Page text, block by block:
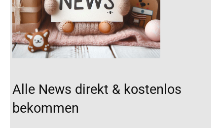
Alle News direkt & kostenlos
bekommen